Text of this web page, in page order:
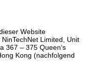
Website
Limited, Unit
367 – 375 Queen‘s
Kong (nachfolgend